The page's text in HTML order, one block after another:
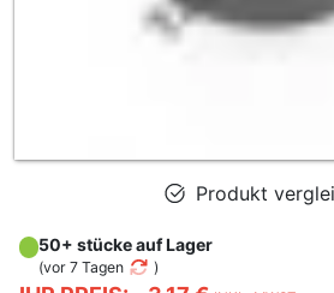
Produkt
50+ stücke auf Lager
(vor 7 Tagen )